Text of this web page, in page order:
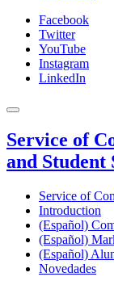
Facebook
Twitter
YouTube
Instagram
LinkedIn
Service of
and Student
Service of
Introduction
(Español)
(Español)
(Español)
Novedades